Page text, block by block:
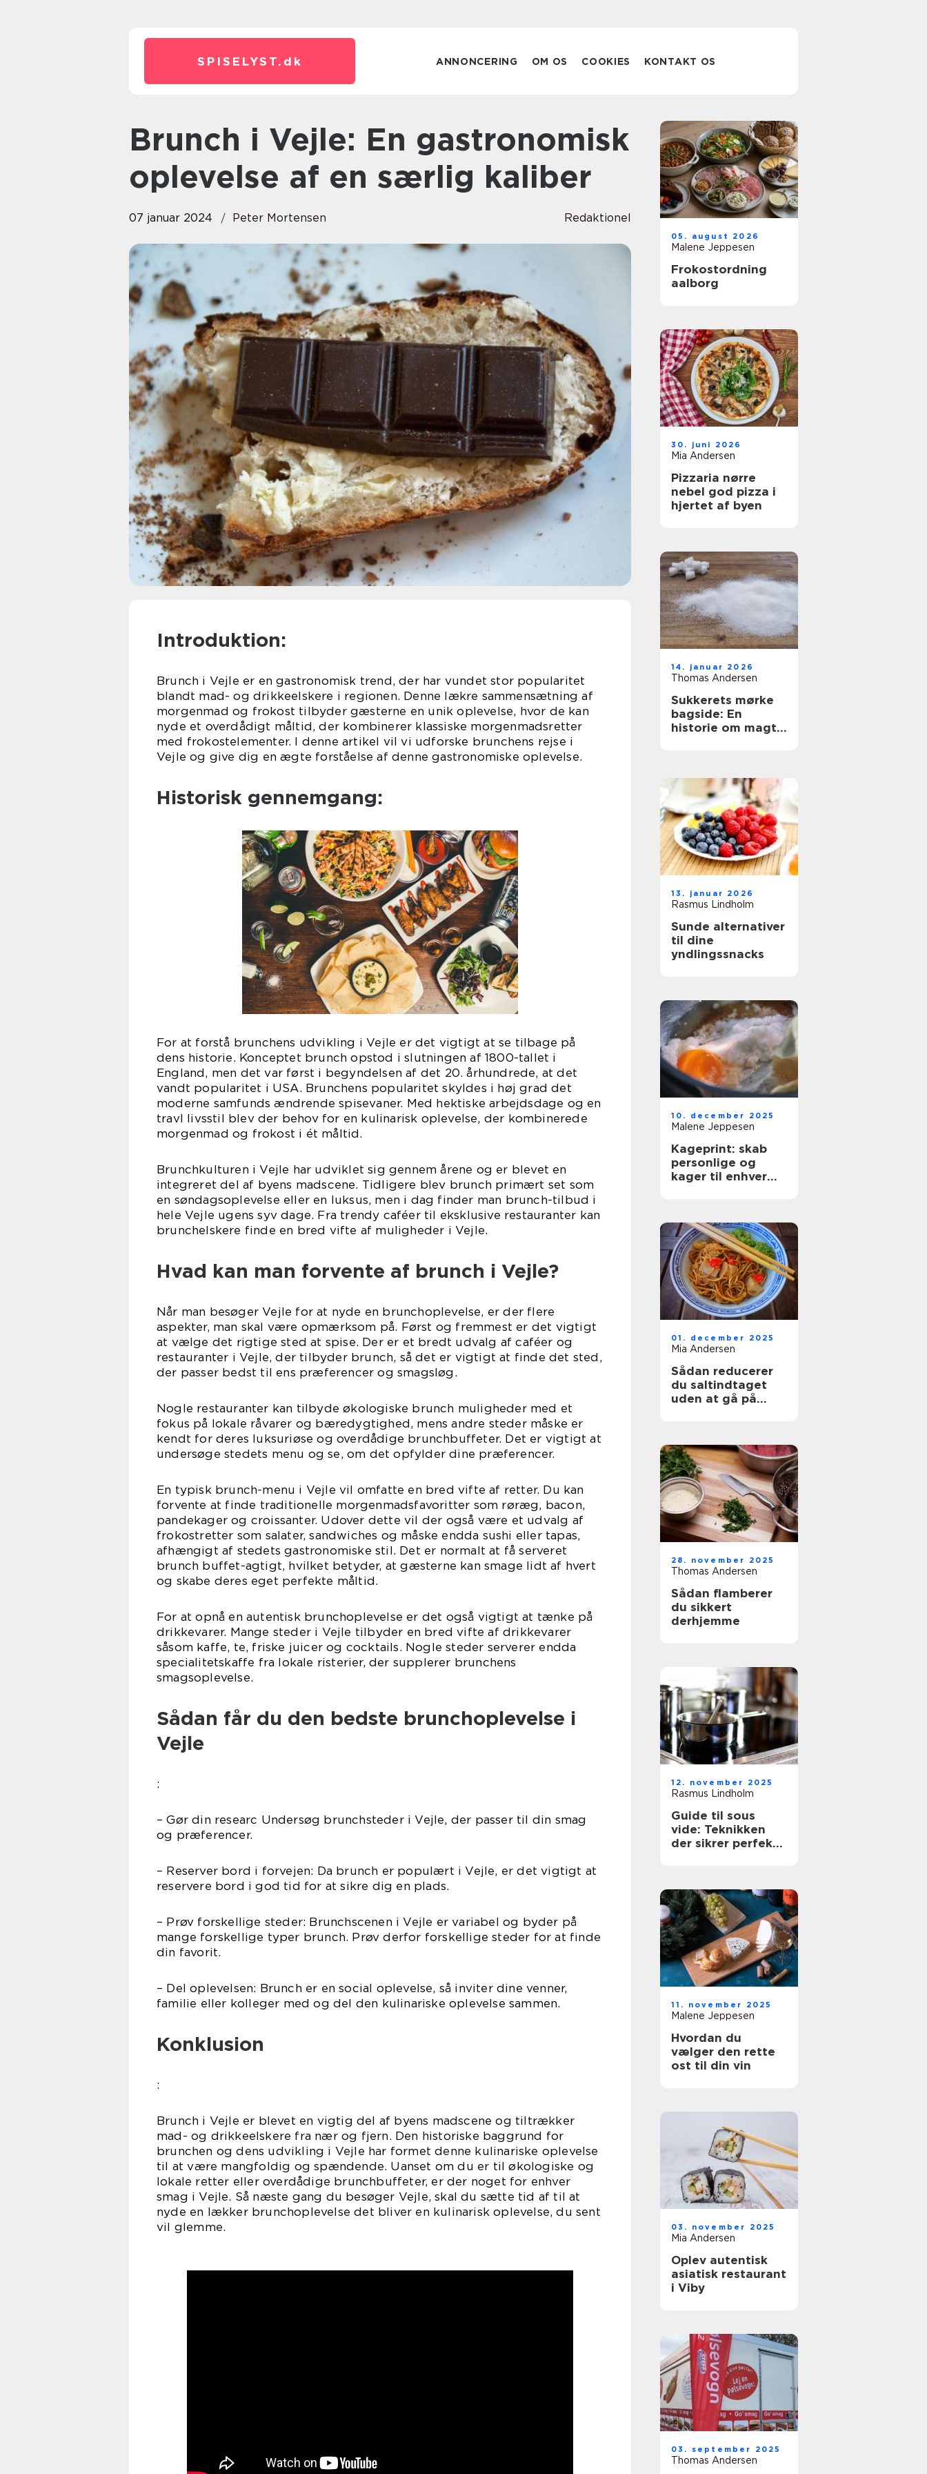
SPISELYST. dk ANNONCERING OM OS COOKIES KONTAKT OS
Brunch i Vejle: En gastronomisk
oplevelse af en særlig kaliber
07 januar 2024 Peter Mortensen Redaktionel
Introduktion:
Brunch i Vejle er en gastronomisk trend, der har vundet stor popularitet
blandt mad- og drikkeelskere i regionen. Denne lækre sammensætning af
morgenmad og frokost tilbyder gæsterne en unik oplevelse, hvor de kan
nyde et overdådigt måltid, der kombinerer klassiske morgenmadsretter
med frokostelementer. I denne artikel vil vi udforske brunchens rejse i
Vejle og give dig en ægte forståelse af denne gastronomiske oplevelse.
Historisk gennemgang:
For at forstå brunchens udvikling i Vejle er det vigtigt at se tilbage på
dens historie. Konceptet brunch opstod i slutningen af 1800-tallet i
England, men det var først i begyndelsen af det 20. århundrede, at det
vandt popularitet i USA. Brunchens popularitet skyldes i høj grad det
moderne samfunds ændrende spisevaner. Med hektiske arbejdsdage og en
travl livsstil blev der behov for en kulinarisk oplevelse, der kombinerede
morgenmad og frokost i ét måltid.
Brunchkulturen i Vejle har udviklet sig gennem årene og er blevet en
integreret del af byens madscene. Tidligere blev brunch primært set som
en søndagsoplevelse eller en luksus, men i dag finder man brunch-tilbud i
hele Vejle ugens syv dage. Fra trendy caféer til eksklusive restauranter kan
brunchelskere finde en bred vifte af muligheder i Vejle.
Hvad kan man forvente af brunch i Vejle?
Når man besøger Vejle for at nyde en brunchoplevelse, er der flere
aspekter, man skal være opmærksom på. Først og fremmest er det vigtigt
at vælge det rigtige sted at spise. Der er et bredt udvalg af caféer og
restauranter i Vejle, der tilbyder brunch, så det er vigtigt at finde det sted,
der passer bedst til ens præferencer og smagsløg.
Nogle restauranter kan tilbyde økologiske brunch muligheder med et
fokus på lokale råvarer og bæredygtighed, mens andre steder måske er
kendt for deres luksuriøse og overdådige brunchbuffeter. Det er vigtigt at
undersøge stedets menu og se, om det opfylder dine præferencer.
En typisk brunch-menu i Vejle vil omfatte en bred vifte af retter. Du kan
forvente at finde traditionelle morgenmadsfavoritter som røræg, bacon,
pandekager og croissanter. Udover dette vil der også være et udvalg af
frokostretter som salater, sandwiches og måske endda sushi eller tapas,
afhængigt af stedets gastronomiske stil. Det er normalt at få serveret
brunch buffet-agtigt, hvilket betyder, at gæsterne kan smage lidt af hvert
og skabe deres eget perfekte måltid.
For at opnå en autentisk brunchoplevelse er det også vigtigt at tænke på
drikkevarer. Mange steder i Vejle tilbyder en bred vifte af drikkevarer
såsom kaffe, te, friske juicer og cocktails. Nogle steder serverer endda
specialitetskaffe fra lokale risterier, der supplerer brunchens
smagsoplevelse.
Sådan får du den bedste brunchoplevelse i
Vejle
:
– Gør din researc Undersøg brunchsteder i Vejle, der passer til din smag
og præferencer.
– Reserver bord i forvejen: Da brunch er populært i Vejle, er det vigtigt at
reservere bord i god tid for at sikre dig en plads.
– Prøv forskellige steder: Brunchscenen i Vejle er variabel og byder på
mange forskellige typer brunch. Prøv derfor forskellige steder for at finde
din favorit.
– Del oplevelsen: Brunch er en social oplevelse, så inviter dine venner,
familie eller kolleger med og del den kulinariske oplevelse sammen.
Konklusion
:
Brunch i Vejle er blevet en vigtig del af byens madscene og tiltrækker
mad- og drikkeelskere fra nær og fjern. Den historiske baggrund for
brunchen og dens udvikling i Vejle har formet denne kulinariske oplevelse
til at være mangfoldig og spændende. Uanset om du er til økologiske og
lokale retter eller overdådige brunchbuffeter, er der noget for enhver
smag i Vejle. Så næste gang du besøger Vejle, skal du sætte tid af til at
nyde en lækker brunchoplevelse det bliver en kulinarisk oplevelse, du sent
vil glemme.
05. august 2026
Malene Jeppesen
Frokostordning
aalborg
30. juni 2026
Mia Andersen
Pizzaria nørre
nebel god pizza i
hjertet af byen
14. januar 2026
Thomas Andersen
Sukkerets mørke
bagside: En
historie om magt
13. januar 2026
Rasmus Lindholm
Sunde alternativer
til dine
yndlingssnacks
10. december 2025
Malene Jeppesen
Kageprint: skab
personlige og
kager til enhver
01. december 2025
Mia Andersen
Sådan reducerer
du saltindtaget
uden at gå på
28. november 2025
Thomas Andersen
Sådan flamberer
du sikkert
derhjemme
12. november 2025
Rasmus Lindholm
Guide til sous
vide: Teknikken
der sikrer perfekte
11. november 2025
Malene Jeppesen
Hvordan du
vælger den rette
ost til din vin
03. november 2025
Mia Andersen
Oplev autentisk
asiatisk restaurant
i Viby
03. september 2025
Thomas Andersen